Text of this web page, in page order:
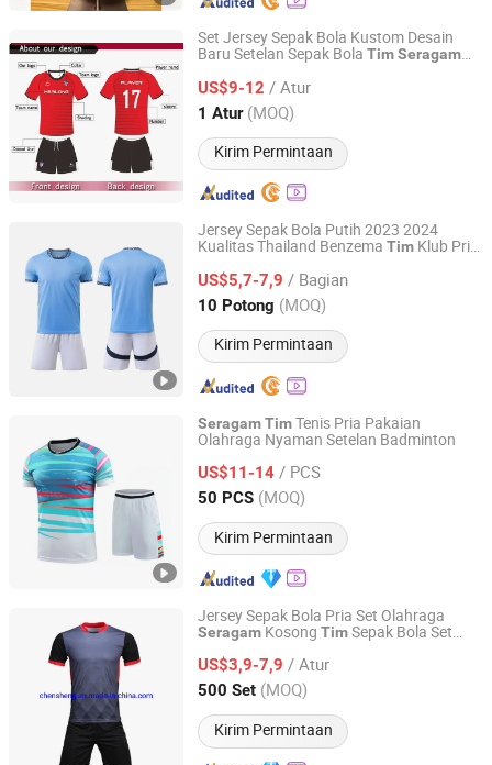
Set Jersey Sepak Bola Kustom Desain
Baru Setelan Sepak Bola TimSeragam
US$9-12 / Atur
1 Atur (MOQ)
Kirim Permintaan
Putian Chaoqian Running Sports Goods Co., Ltd.
Fujian, China Harga mulai 2026
Jersey Sepak Bola Putih 2023 2024
Kualitas Thailand Benzema Tim Klub Pria
US$5,7-7,9 / Bagian
10 Potong (MOQ)
Kirim Permintaan
Hefei Topmate Trading Co., Ltd.
Anhui, China Harga mulai 2025
SeragamTimTenis Pria Pakaian
Olahraga Nyaman Setelan Badminton
US$11-14 / PCS
50 PCS (MOQ)
Kirim Permintaan
Ningbo Z & H Foreign Trade Co., Ltd.
Zhejiang, China Harga mulai 2022
Jersey Sepak Bola Pria Set Olahraga
Seragam Kosong TimSepak Bola Set
US$3,9-7,9 / Atur
500 Set (MOQ)
Kirim Permintaan
Times Chensheng (Xiamen) Trading Co., Ltd.
Fujian, China Harga mulai 2020